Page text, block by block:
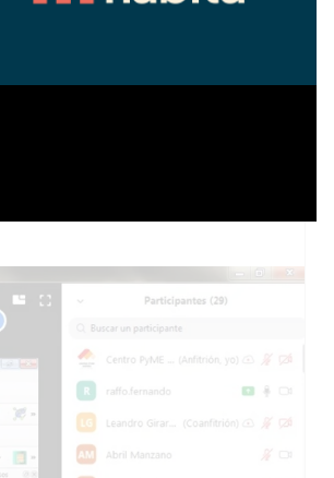
de Ciencias Agrarias de la
que se desempeñan en
Fernando Raffo y Valeria Aramayo,